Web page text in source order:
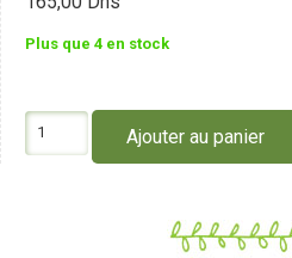
Plus que 4 en stock
Ajouter au panier